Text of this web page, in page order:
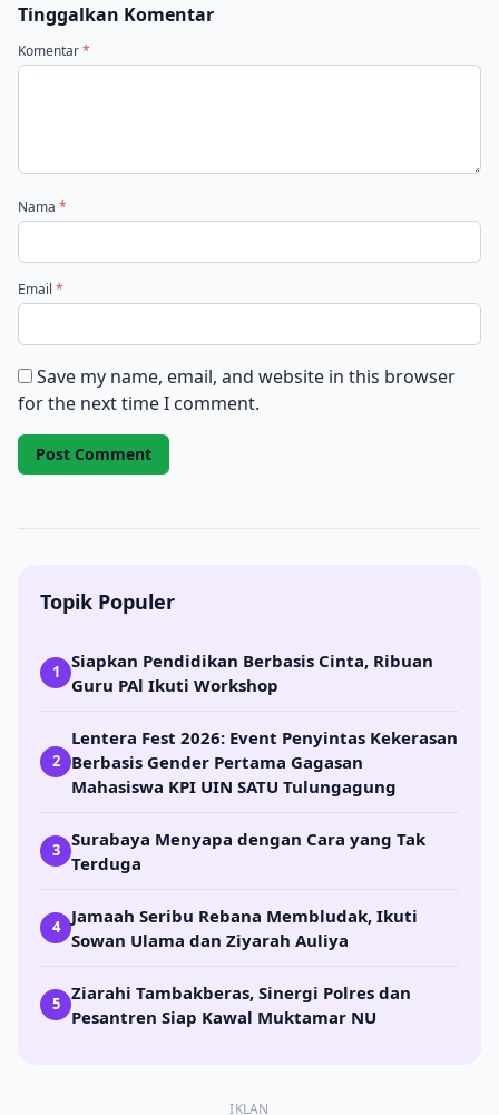
Tinggalkan Komentar
Komentar*
Nama *
Email *
Save my name, email, and website in this browser
for the next time I comment.
Topik Populer
1
Siapkan Pendidikan Berbasis Cinta, Ribuan
Guru PAl Ikuti Workshop
2
Lentera Fest 2026: Event Penyintas Kekerasan
Berbasis Gender Pertama Gagasan
Mahasiswa KPI UIN SATU Tulungagung
3
Surabaya Menyapa dengan Cara yang Tak
Terduga
4
Jamaah Seribu Rebana Membludak, Ikuti
Sowan Ulama dan Ziyarah Auliya
5
Ziarahi Tambakberas, Sinergi Polres dan
Pesantren Siap Kawal Muktamar NU
IKLAN